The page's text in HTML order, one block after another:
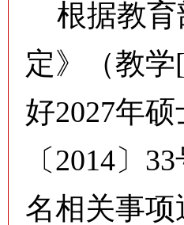
根据教育
定》（教
好2027年
〔2014〕
名相关事项